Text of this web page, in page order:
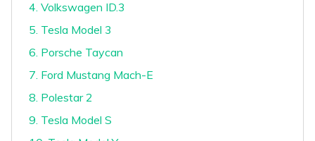
4. Volkswagen ID.3
5. Tesla Model 3
6. Porsche Taycan
7. Ford Mustang Mach-E
8. Polestar 2
9. Tesla Model S